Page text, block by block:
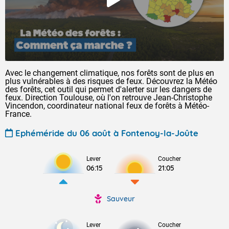
Avec le changement climatique, nos forêts sont de plus en
plus vulnérables à des risques de feux. Découvrez la Météo
des forêts, cet outil qui permet d'alerter sur les dangers de
feux. Direction Toulouse, où l'on retrouve Jean-Christophe
Vincendon, coordinateur national feux de forêts à Météo-
France.
Ephéméride du 06 août à Fontenoy-la-Joûte
Lever
06:15
Coucher
21:05
Sauveur
Lever Coucher